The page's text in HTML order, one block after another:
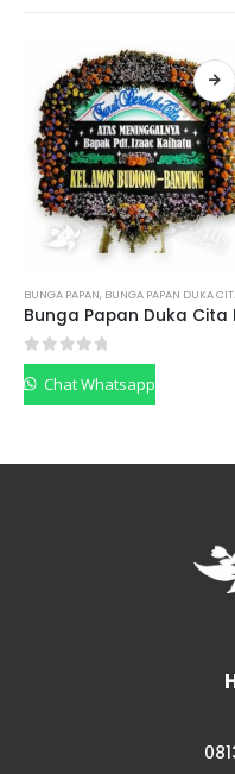
BUNGA PAPAN, BUNGA PAPAN DUKA
0out of 5
Chat Whatsapp